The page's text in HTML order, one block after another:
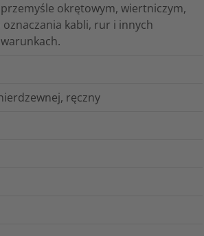
okrętowym, wiertniczym,
kabli, rur i innych
ręczny